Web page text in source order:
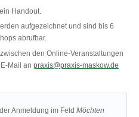
Handout.
aufgezeichnet und sind bis 6
abrufbar.
den Online-Veranstaltungen
E-Mail anpraxis@praxis-maskow.de
Anmeldung im Feld Möchten